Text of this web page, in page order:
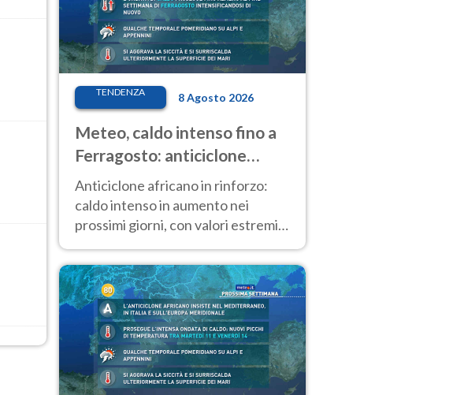
TENDENZA 8 Agosto 2026
Meteo, caldo intenso fino a
Ferragosto: anticiclone
africano ancora
protagonista
Anticiclone africano in rinforzo:
caldo intenso in aumento nei
prossimi giorni, con valori estremi
d’Italia.